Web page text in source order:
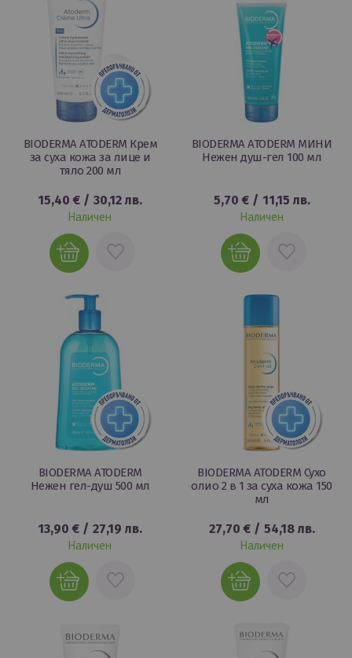
BIODERMA ATODERM Крем
за суха кожа за лице и
тяло 200 мл
15,40 € / 30,12 лв.
Наличен
ДОБАВИ
BIODERMA ATODERM МИНИ
Нежен душ-гел 100 мл
5,70 €/ 11,15 лв.
Наличен
ДОБАВИ
BIODERMA ATODERM
Нежен гел-душ 500 мл
13,90 € / 27,19 лв.
Наличен
ДОБАВИ
BIODERMA ATODERM Сухо
олио 2 в 1 за суха кожа 150
мл
27,70 €/ 54,18 лв.
Наличен
ДОБАВИ